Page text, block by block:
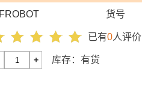
货号
已有0人评价
+ 库存： 有货